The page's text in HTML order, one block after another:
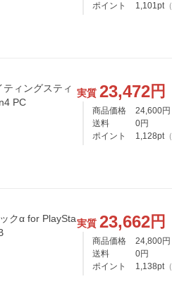
ポイント
1,101pt（
ィングスティ
PC
実質 23,472円
商品価格 24,600円
送料
0円
ポイント
1,128pt（
クα for PlaySta実質 23,662円
商品価格 24,800円
送料
0円
ポイント
1,138pt（